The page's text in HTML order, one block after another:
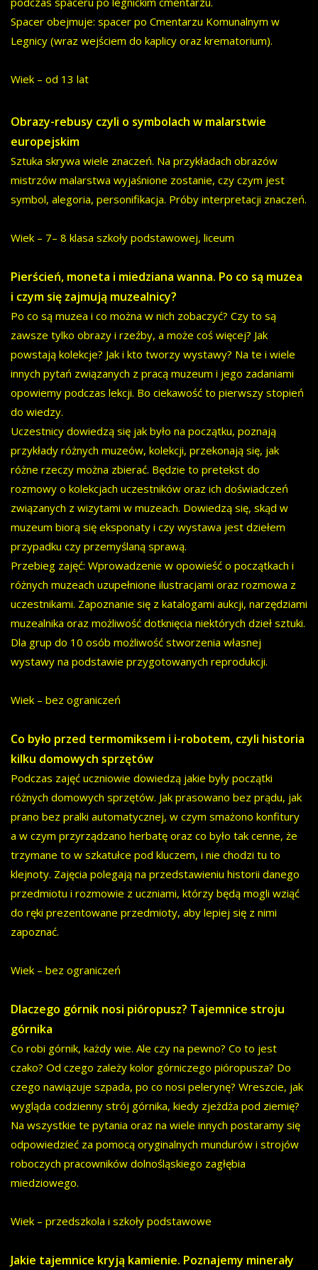
Spacer obejmuje: spacer po Cmentarzu Komunalnym w
Legnicy (wraz wejściem do kaplicy oraz krematorium).
Wiek – od 13 lat
Obrazy-rebusy czyli o symbolach w malarstwie
europejskim
Sztuka skrywa wiele znaczeń. Na przykładach obrazów
mistrzów malarstwa wyjaśnione zostanie, czy czym jest
symbol, alegoria, personifikacja. Próby interpretacji znaczeń.
Wiek – 7– 8 klasa szkoły podstawowej, liceum
Pierścień, moneta i miedziana wanna. Po co są muzea
i czym się zajmują muzealnicy?
Po co są muzea i co można w nich zobaczyć? Czy to są
zawsze tylko obrazy i rzeźby, a może coś więcej? Jak
powstają kolekcje? Jak i kto tworzy wystawy? Na te i wiele
innych pytań związanych z pracą muzeum i jego zadaniami
opowiemy podczas lekcji. Bo ciekawość to pierwszy stopień
do wiedzy.
Uczestnicy dowiedzą się jak było na początku, poznają
przykłady różnych muzeów, kolekcji, przekonają się, jak
różne rzeczy można zbierać. Będzie to pretekst do
rozmowy o kolekcjach uczestników oraz ich doświadczeń
związanych z wizytami w muzeach. Dowiedzą się, skąd w
muzeum biorą się eksponaty i czy wystawa jest dziełem
przypadku czy przemyślaną sprawą.
Przebieg zajęć: Wprowadzenie w opowieść o początkach i
różnych muzeach uzupełnione ilustracjami oraz rozmowa z
uczestnikami. Zapoznanie się z katalogami aukcji, narzędziami
muzealnika oraz możliwość dotknięcia niektórych dzieł sztuki.
Dla grup do 10 osób możliwość stworzenia własnej
wystawy na podstawie przygotowanych reprodukcji.
Wiek – bez ograniczeń
Co było przed termomiksem i i-robotem, czyli historia
kilku domowych sprzętów
Podczas zajęć uczniowie dowiedzą jakie były początki
różnych domowych sprzętów. Jak prasowano bez prądu, jak
prano bez pralki automatycznej, w czym smażono konfitury
a w czym przyrządzano herbatę oraz co było tak cenne, że
trzymane to w szkatułce pod kluczem, i nie chodzi tu to
klejnoty. Zajęcia polegają na przedstawieniu historii danego
przedmiotu i rozmowie z uczniami, którzy będą mogli wziąć
do ręki prezentowane przedmioty, aby lepiej się z nimi
zapoznać.
Wiek – bez ograniczeń
Dlaczego górnik nosi pióropusz? Tajemnice stroju
górnika
Co robi górnik, każdy wie. Ale czy na pewno? Co to jest
czako? Od czego zależy kolor górniczego pióropusza? Do
czego nawiązuje szpada, po co nosi pelerynę? Wreszcie, jak
wygląda codzienny strój górnika, kiedy zjeżdża pod ziemię?
Na wszystkie te pytania oraz na wiele innych postaramy się
odpowiedzieć za pomocą oryginalnych mundurów i strojów
roboczych pracowników dolnośląskiego zagłębia
miedziowego.
Wiek – przedszkola i szkoły podstawowe
Jakie tajemnice kryją kamienie. Poznajemy minerały